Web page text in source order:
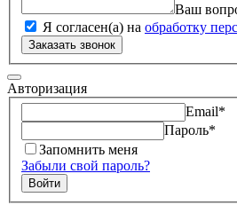
Ваш
Я согласен(а) на обработку
Заказать звонок
Авторизация
Email*
Пароль*
Запомнить меня
Забыли свой пароль?
Войти